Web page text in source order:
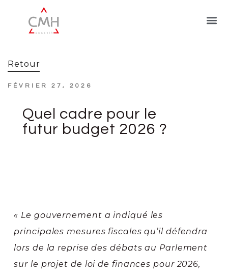
Retour
FÉVRIER 27, 2026
Quel cadre pour le
futur budget 2026 ?
« Le gouvernement a indiqué les
principales mesures fiscales qu’il défendra
lors de la reprise des débats au Parlement
sur le projet de loi de finances pour 2026,